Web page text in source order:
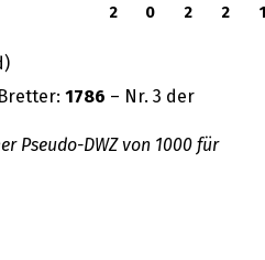
2 0 2 2
1786 – Nr. 3 der
Pseudo-DWZ von 1000 für